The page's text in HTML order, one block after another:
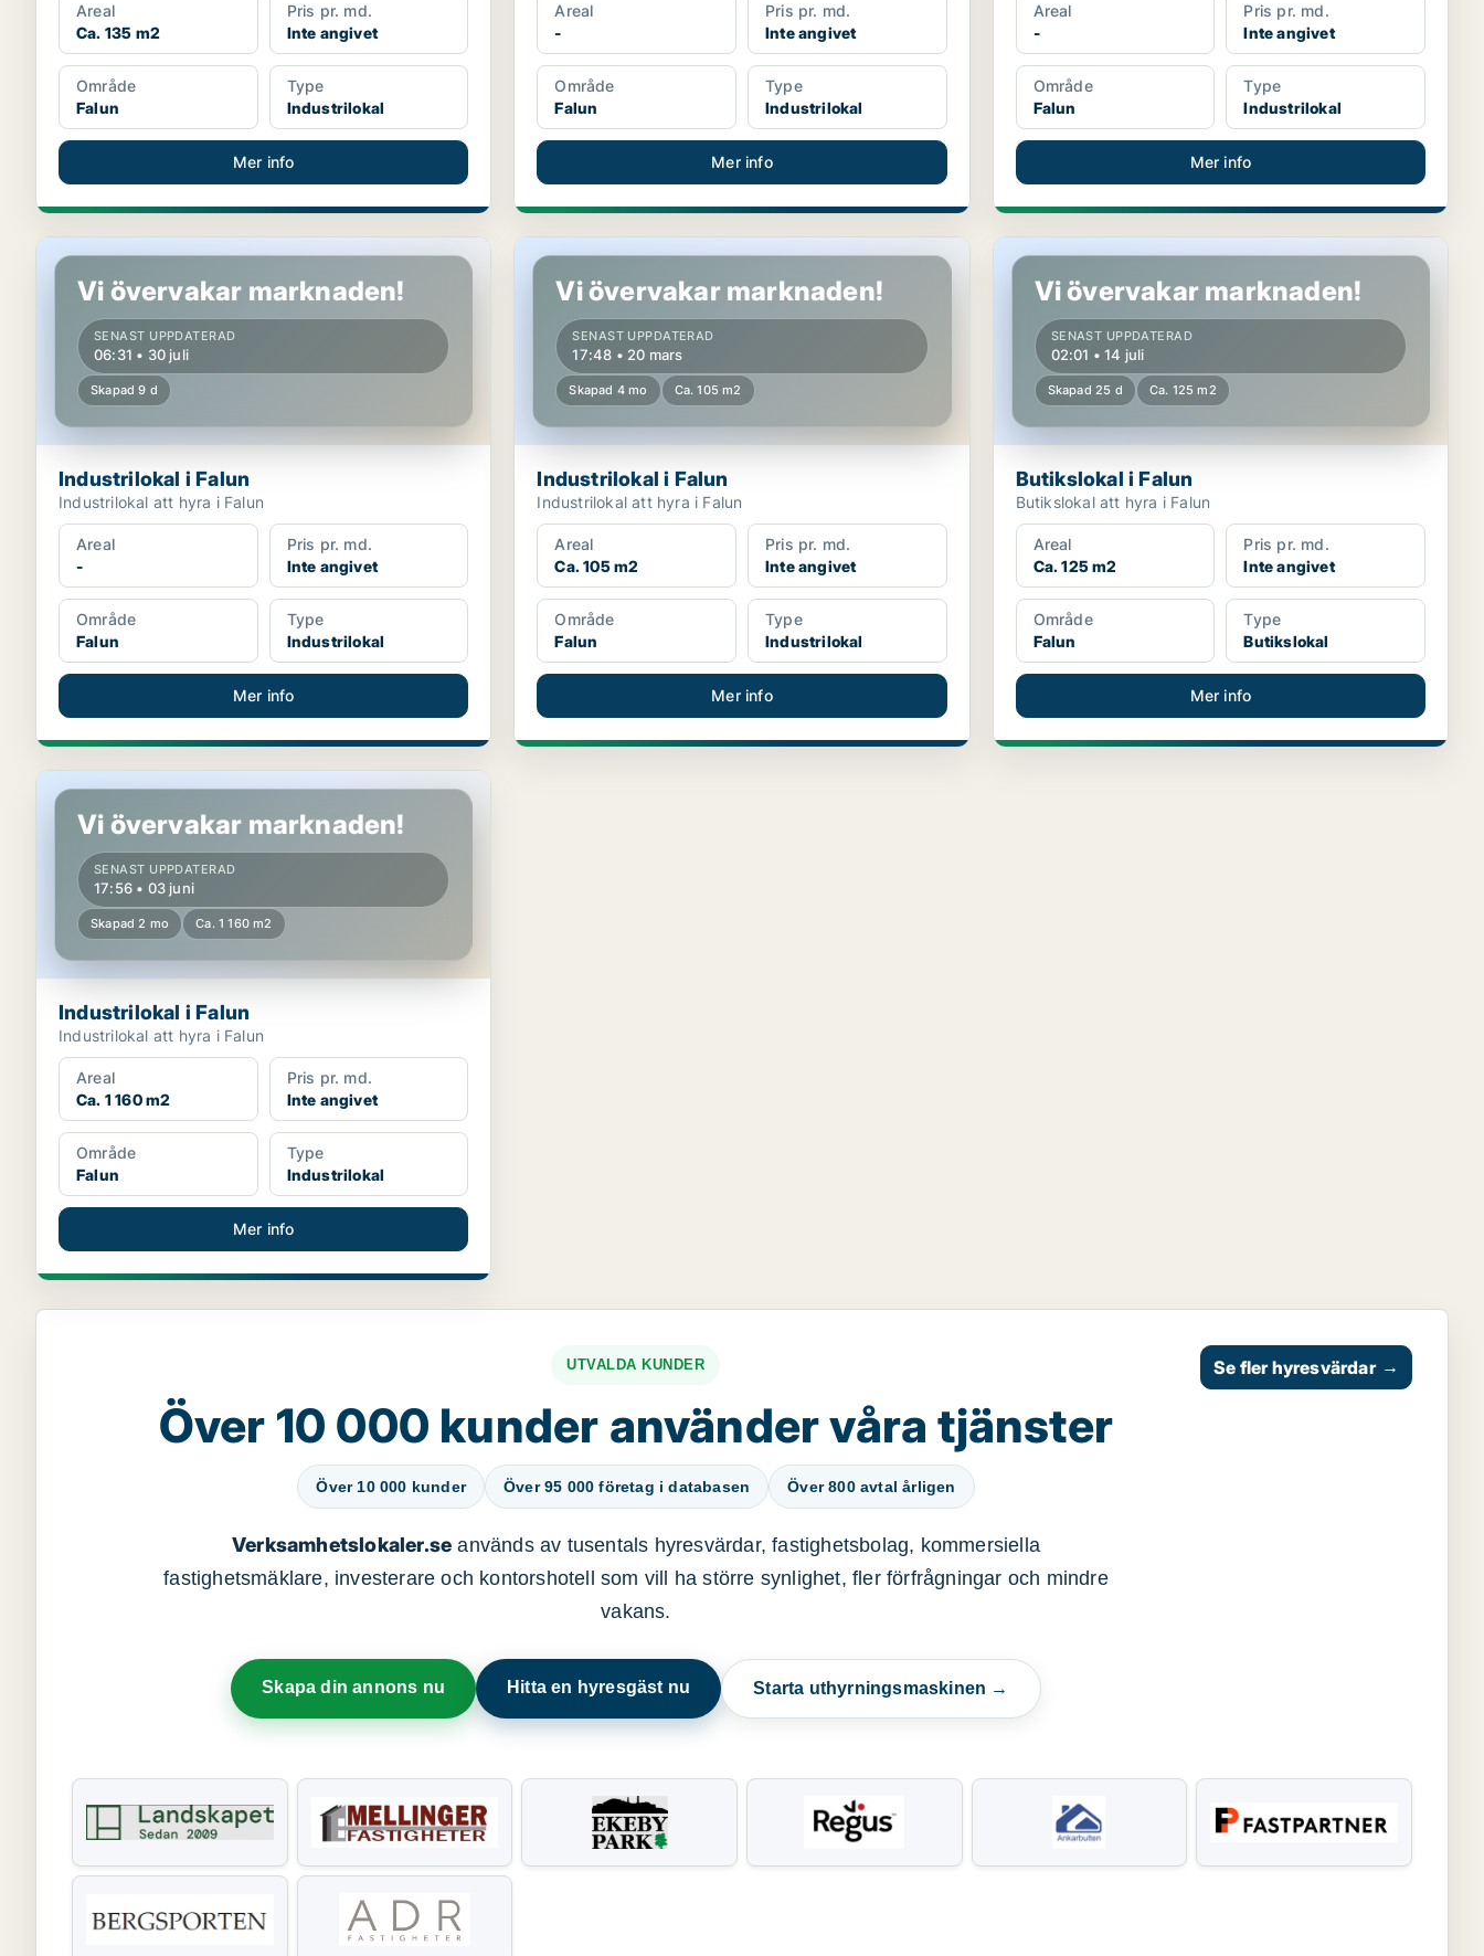
Areal
Ca. 135 m2
Pris pr. md.
Inte angivet
Område
Falun
Type
Industrilokal
Mer info
Areal
-
Pris pr. md.
Inte angivet
Område
Falun
Type
Industrilokal
Mer info
Areal
-
Pris pr. md.
Inte angivet
Område
Falun
Type
Industrilokal
Mer info
Industrilokal i Falun
Vi övervakar marknaden!
SENAST UPPDATERAD
06:31 • 30 juli
Skapad 9 d
Industrilokal i Falun
Industrilokal att hyra i Falun
Areal
-
Pris pr. md.
Inte angivet
Område
Falun
Type
Industrilokal
Mer info
Industrilokal i Falun
Vi övervakar marknaden!
SENAST UPPDATERAD
17:48 • 20 mars
Skapad 4 mo Ca. 105 m2
Industrilokal i Falun
Industrilokal att hyra i Falun
Areal
Ca. 105 m2
Pris pr. md.
Inte angivet
Område
Falun
Type
Industrilokal
Mer info
Butikslokal i Falun
Vi övervakar marknaden!
SENAST UPPDATERAD
02:01 • 14 juli
Skapad 25 d Ca. 125 m2
Butikslokal i Falun
Butikslokal att hyra i Falun
Areal
Ca. 125 m2
Pris pr. md.
Inte angivet
Område
Falun
Type
Butikslokal
Mer info
Industrilokal i Falun
Vi övervakar marknaden!
SENAST UPPDATERAD
17:56 • 03 juni
Skapad 2 mo Ca. 1 160 m2
Industrilokal i Falun
Industrilokal att hyra i Falun
Areal
Ca. 1 160 m2
Pris pr. md.
Inte angivet
Område
Falun
Type
Industrilokal
Mer info
UTVALDA KUNDER
Över 10 000 kunder använder våra tjänster
Över 10 000 kunder Över 95 000 företag i databasen Över 800 avtal årligen
Verksamhetslokaler.se används av tusentals hyresvärdar, fastighetsbolag, kommersiella
fastighetsmäklare, investerare och kontorshotell som vill ha större synlighet, fler förfrågningar och mindre
vakans.
Skapa din annons nu Hitta en hyresgäst nu Starta uthyrningsmaskinen →
Se fler hyresvärdar →